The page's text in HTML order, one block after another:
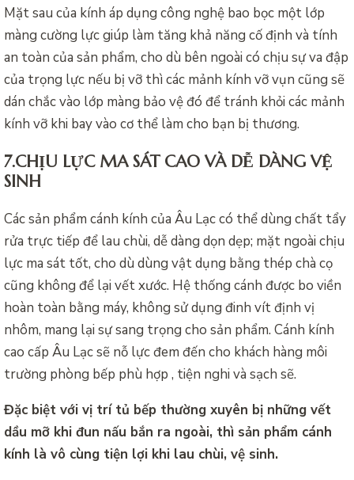
Mặt sau của kính áp dụng công nghệ bao bọc một lớp
màng cường lực giúp làm tăng khả năng cố định và tính
an toàn của sản phẩm, cho dù bên ngoài có chịu sự va đập
của trọng lực nếu bị vỡ thì các mảnh kính vỡ vụn cũng sẽ
dán chắc vào lớp màng bảo vệ đó để tránh khỏi các mảnh
kính vỡ khi bay vào cơ thể làm cho bạn bị thương.
7.CHỊU LỰC MA SÁT CAO VÀ DỄ DÀNG VỆ
SINH
Các sản phẩm cánh kính của Âu Lạc có thể dùng chất tẩy
rửa trực tiếp để lau chùi, dễ dàng dọn dẹp; mặt ngoài chịu
lực ma sát tốt, cho dù dùng vật dụng bằng thép chà cọ
cũng không để lại vết xước. Hệ thống cánh được bo viền
hoàn toàn bằng máy, không sử dụng đinh vít định vị
nhôm, mang lại sự sang trọng cho sản phẩm. Cánh kính
cao cấp Âu Lạc sẽ nỗ lực đem đến cho khách hàng môi
trường phòng bếp phù hợp , tiện nghi và sạch sẽ.
Đặc biệt với vị trí tủ bếp thường xuyên bị những vết
dầu mỡ khi đun nấu bắn ra ngoài, thì sản phẩm cánh
kính là vô cùng tiện lợi khi lau chùi, vệ sinh.